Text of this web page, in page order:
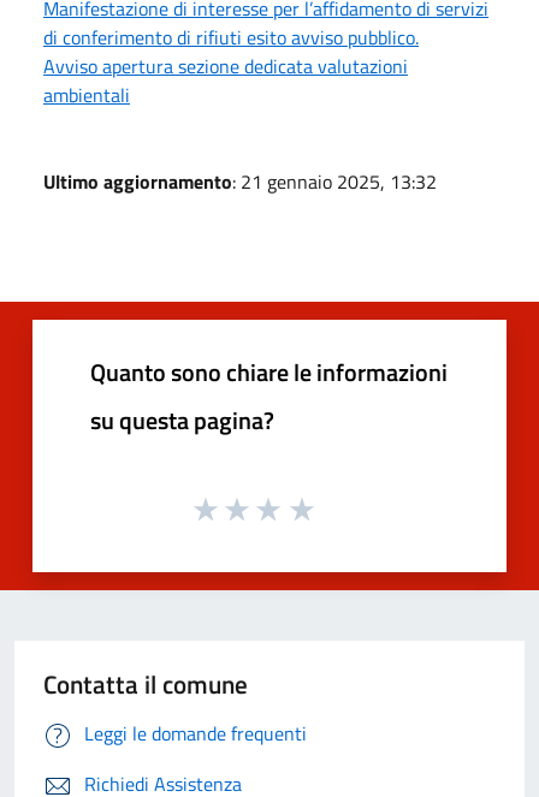
Manifestazione di interesse per l’affidamento di servizi
di conferimento di rifiuti esito avviso pubblico.
Avviso apertura sezione dedicata valutazioni
ambientali
Ultimo aggiornamento: 21 gennaio 2025, 13:32
Quanto sono chiare le informazioni
su questa pagina?
Contatta il comune
Leggi le domande frequenti
Richiedi Assistenza